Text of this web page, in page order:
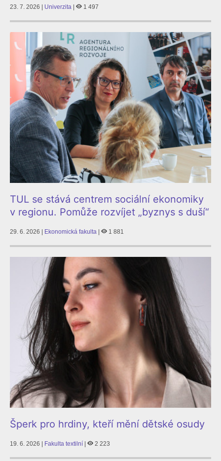
23. 7. 2026 | Univerzita | 1 497
TUL se stává centrem sociální ekonomiky
v regionu. Pomůže rozvíjet „byznys s duší“
29. 6. 2026 | Ekonomická fakulta | 1 881
Šperk pro hrdiny, kteří mění dětské osudy
19. 6. 2026 | Fakulta textilní | 2 223